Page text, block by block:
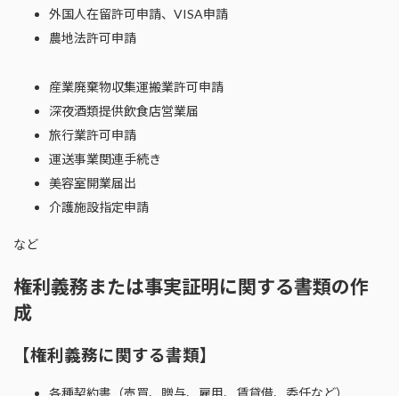
外国人在留許可申請、VISA申請
農地法許可申請
産業廃棄物収集運搬業許可申請
深夜酒類提供飲食店営業届
旅行業許可申請
運送事業関連手続き
美容室開業届出
介護施設指定申請
など
権利義務または事実証明に関する書類の作
成
【権利義務に関する書類】
各種契約書（売買、贈与、雇用、賃貸借、委任など）